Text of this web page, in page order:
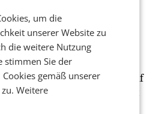
Kunstwerk mit
nachts zum Leben
ebenfalls
erfolgt.
ebenfalls möglichst
Virtual Identity läuft auf
wurde weitgehend mit
und das Mural
um die
unserer Website zu
die weitere Nutzung
stimmen Sie der
gemäß unserer
zu.Weitere